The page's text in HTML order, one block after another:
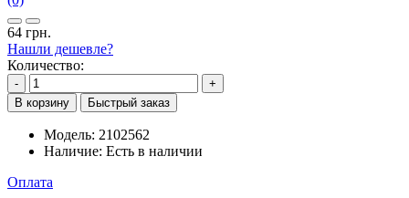
64 грн.
Нашли дешевле?
Количество:
-
+
В корзину
Быстрый заказ
Модель: 2102562
Наличие: Есть в наличии
Оплата